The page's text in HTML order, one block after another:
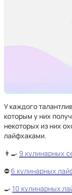
У каждого
которым у них
некоторых из них
лайфхаками.
👨‍🍳 9 кулинарных
⛔ 6 кулинарных
🍳 10 кулинарных